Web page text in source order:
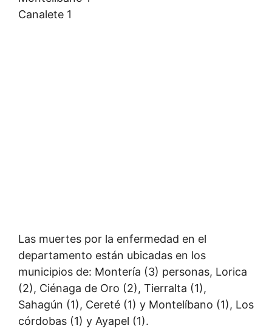
Canalete 1
Las muertes por la enfermedad en el
departamento están ubicadas en los
municipios de: Montería (3) personas, Lorica
(2), Ciénaga de Oro (2), Tierralta (1),
Sahagún (1), Cereté (1) y Montelíbano (1), Los
córdobas (1) y Ayapel (1).